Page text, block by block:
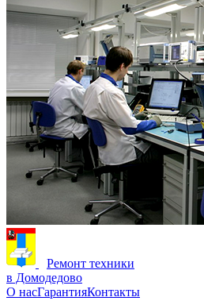
Ремонт техники
в Домодедово
О насГарантияКонтакты